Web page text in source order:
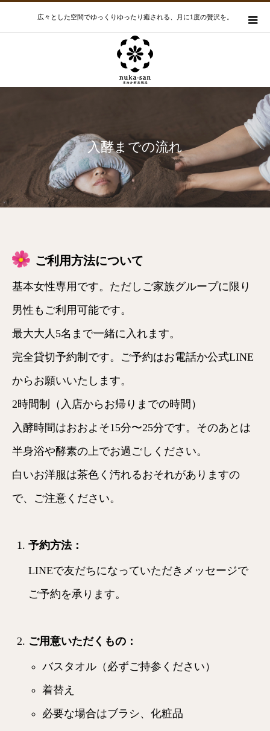
広々とした空間でゆっくりゆったり癒される、月に1度の贅沢を。
入酵までの流れ
ご利用方法について
基本女性専用です。ただしご家族グループに限り
男性もご利用可能です。
最大大人5名まで一緒に入れます。
完全貸切予約制です。ご予約はお電話か公式LINE
からお願いいたします。
2時間制（入店からお帰りまでの時間）
入酵時間はおおよそ15分〜25分です。そのあとは
半身浴や酵素の上でお過ごしください。
白いお洋服は茶色く汚れるおそれがありますの
で、ご注意ください。
予約方法：
LINEで友だちになっていただきメッセージで
ご予約を承ります。
ご用意いただくもの ：
バスタオル（必ずご持参ください）
着替え
必要な場合はブラシ、化粧品